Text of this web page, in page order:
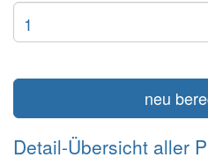
neu
Detail-Übersicht aller